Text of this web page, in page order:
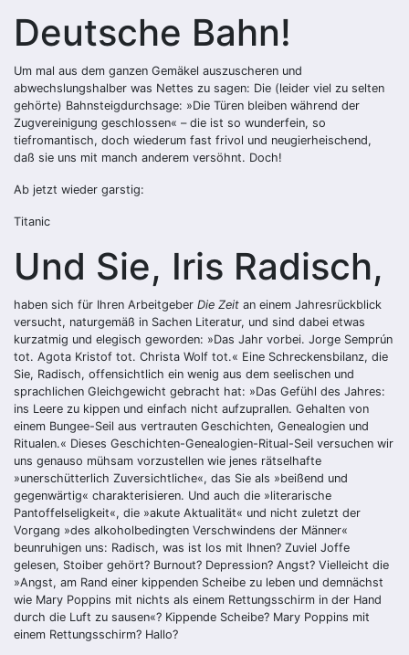
Deutsche Bahn!
Um mal aus dem ganzen Gemäkel auszuscheren und
abwechslungshalber was Nettes zu sagen: Die (leider viel zu selten
gehörte) Bahnsteigdurchsage: »Die Türen bleiben während der
Zugvereinigung geschlossen« – die ist so wunderfein, so
tiefromantisch, doch wiederum fast frivol und neugierheischend,
daß sie uns mit manch anderem versöhnt. Doch!
Ab jetzt wieder garstig:
Titanic
Und Sie, Iris Radisch,
haben sich für Ihren Arbeitgeber Die Zeit an einem Jahresrückblick
versucht, naturgemäß in Sachen Literatur, und sind dabei etwas
kurzatmig und elegisch geworden: »Das Jahr vorbei. Jorge Semprún
tot. Agota Kristof tot. Christa Wolf tot.« Eine Schreckensbilanz, die
Sie, Radisch, offensichtlich ein wenig aus dem seelischen und
sprachlichen Gleichgewicht gebracht hat: »Das Gefühl des Jahres:
ins Leere zu kippen und einfach nicht aufzuprallen. Gehalten von
einem Bungee-Seil aus vertrauten Geschichten, Genealogien und
Ritualen.« Dieses Geschichten-Genealogien-Ritual-Seil versuchen wir
uns genauso mühsam vorzustellen wie jenes rätselhafte
»unerschütterlich Zuversichtliche«, das Sie als »beißend und
gegenwärtig« charakterisieren. Und auch die »literarische
Pantoffelseligkeit«, die »akute Aktualität« und nicht zuletzt der
Vorgang »des alkoholbedingten Verschwindens der Männer«
beunruhigen uns: Radisch, was ist los mit Ihnen? Zuviel Joffe
gelesen, Stoiber gehört? Burnout? Depression? Angst? Vielleicht die
»Angst, am Rand einer kippenden Scheibe zu leben und demnächst
wie Mary Poppins mit nichts als einem Rettungsschirm in der Hand
durch die Luft zu sausen«? Kippende Scheibe? Mary Poppins mit
einem Rettungsschirm? Hallo?